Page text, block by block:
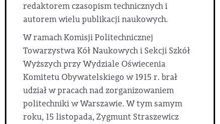
redaktorem czasopism technicznych i
autorem wielu publikacji naukowych.
W ramach Komisji Politechnicznej
Towarzystwa Kół Naukowych i Sekcji Szkół
Wyższych przy Wydziale Oświecenia
Komitetu Obywatelskiego w 1915 r. brał
udział w pracach nad zorganizowaniem
politechniki w Warszawie. W tym samym
roku, 15 listopada, Zygmunt Straszewicz